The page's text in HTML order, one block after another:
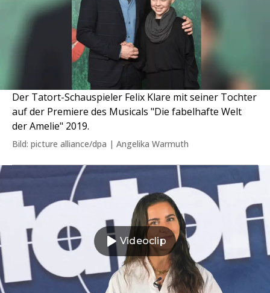
Der Tatort-Schauspieler Felix Klare mit seiner Tochter
auf der Premiere des Musicals "Die fabelhafte Welt
der Amelie" 2019.
Bild: picture alliance/dpa | Angelika Warmuth
Videoclip